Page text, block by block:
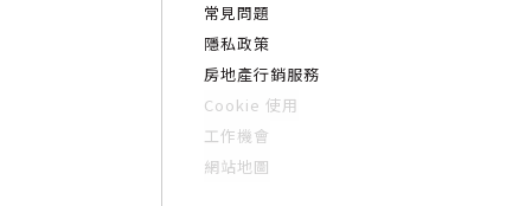
常見問題
隱私政策
房地產行銷服務
Cookie 使用
工作機會
網站地圖